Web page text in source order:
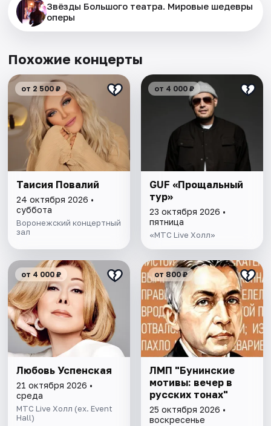
Звёзды Большого театра. Мировые шедевры
оперы
Похожие концерты
от 2 500 ₽
Таисия Повалий
24 октября 2026 •
суббота
Воронежский концертный
зал
от 4 000 ₽
GUF «Прощальный
тур»
23 октября 2026 •
пятница
«МТС Live Холл»
от 4 000 ₽
Любовь Успенская
21 октября 2026 •
среда
МТС Live Холл (ex. Event
Hall)
от 800 ₽
ЛМП "Бунинские
мотивы: вечер в
русских тонах"
25 октября 2026 •
воскресенье